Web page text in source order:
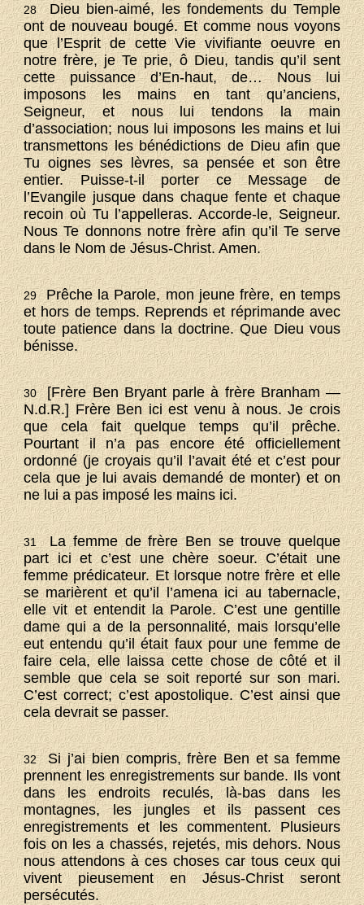
28Dieu bien-aimé, les fondements du Temple
ont de nouveau bougé. Et comme nous voyons
que l’Esprit de cette Vie vivifiante oeuvre en
notre frère, je Te prie, ô Dieu, tandis qu’il sent
cette puissance d’En-haut, de… Nous lui
imposons les mains en tant qu’anciens,
Seigneur, et nous lui tendons la main
d’association; nous lui imposons les mains et lui
transmettons les bénédictions de Dieu afin que
Tu oignes ses lèvres, sa pensée et son être
entier. Puisse-t-il porter ce Message de
l’Evangile jusque dans chaque fente et chaque
recoin où Tu l’appelleras. Accorde-le, Seigneur.
Nous Te donnons notre frère afin qu’il Te serve
dans le Nom de Jésus-Christ. Amen.
29Prêche la Parole, mon jeune frère, en temps
et hors de temps. Reprends et réprimande avec
toute patience dans la doctrine. Que Dieu vous
bénisse.
30[Frère Ben Bryant parle à frère Branham —
N.d.R.] Frère Ben ici est venu à nous. Je crois
que cela fait quelque temps qu’il prêche.
Pourtant il n’a pas encore été officiellement
ordonné (je croyais qu’il l’avait été et c’est pour
cela que je lui avais demandé de monter) et on
ne lui a pas imposé les mains ici.
31La femme de frère Ben se trouve quelque
part ici et c’est une chère soeur. C’était une
femme prédicateur. Et lorsque notre frère et elle
se marièrent et qu’il l’amena ici au tabernacle,
elle vit et entendit la Parole. C’est une gentille
dame qui a de la personnalité, mais lorsqu’elle
eut entendu qu’il était faux pour une femme de
faire cela, elle laissa cette chose de côté et il
semble que cela se soit reporté sur son mari.
C’est correct; c’est apostolique. C’est ainsi que
cela devrait se passer.
32Si j’ai bien compris, frère Ben et sa femme
prennent les enregistrements sur bande. Ils vont
dans les endroits reculés, là-bas dans les
montagnes, les jungles et ils passent ces
enregistrements et les commentent. Plusieurs
fois on les a chassés, rejetés, mis dehors. Nous
nous attendons à ces choses car tous ceux qui
vivent pieusement en Jésus-Christ seront
persécutés.